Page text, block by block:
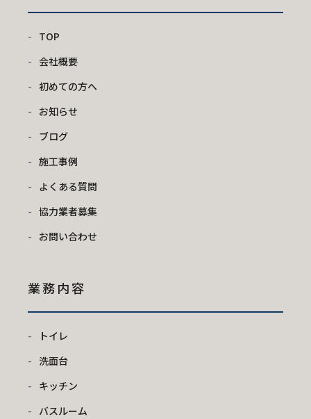
TOP
会社概要
初めての方へ
お知らせ
ブログ
施工事例
よくある質問
協力業者募集
お問い合わせ
業務内容
トイレ
洗面台
キッチン
バスルーム